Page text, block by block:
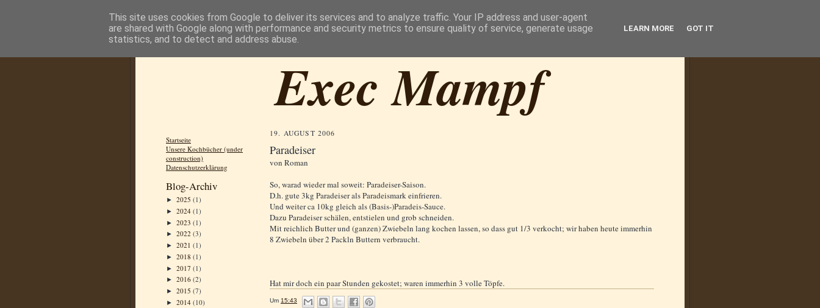
Exec Mampf
Startseite
Unsere Kochbücher (under
construction)
Datenschutzerklärung
Blog-Archiv
► 2025 (1)
► 2024 (1)
► 2023 (1)
► 2022 (3)
► 2021 (1)
► 2018 (1)
► 2017 (1)
► 2016 (2)
► 2015 (7)
► 2014 (10)
19. AUGUST 2006
Paradeiser
von Roman
So, warad wieder mal soweit: Paradeiser-Saison.
D.h. gute 3kg Paradeiser als Paradeismark einfrieren.
Und weiter ca 10kg gleich als (Basis-)Paradeis-Sauce.
Dazu Paradeiser schälen, entstielen und grob schneiden.
Mit reichlich Butter und (ganzen) Zwiebeln lang kochen lassen, so dass gut 1/3 verkocht; wir haben heute immerhin
8 Zwiebeln über 2 Packln Buttern verbraucht.
Hat mir doch ein paar Stunden gekostet; waren immerhin 3 volle Töpfe.
Um 15:43
This site uses cookies from Google to deliver its services and to analyze traffic. Your IP address and user-agent
are shared with Google along with performance and security metrics to ensure quality of service, generate usage
statistics, and to detect and address abuse.
LEARN MORE GOT IT